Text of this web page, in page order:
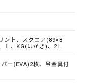
ント、スクエア(89×8
Ｌ、KG(はがき)、2Ｌ
ー(EVA)2枚、吊金具付